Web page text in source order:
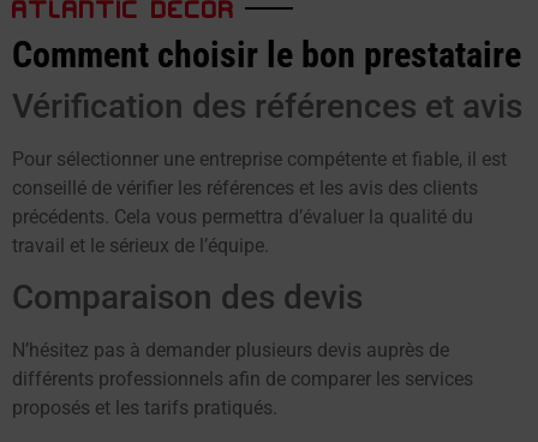
Comment choisir le bon prestataire
Vérification des références et avis
Pour sélectionner une entreprise compétente et fiable, il est
conseillé de vérifier les références et les avis des clients
précédents. Cela vous permettra d’évaluer la qualité du
travail et le sérieux de l’équipe.
Comparaison des devis
N’hésitez pas à demander plusieurs devis auprès de
différents professionnels afin de comparer les services
proposés et les tarifs pratiqués.